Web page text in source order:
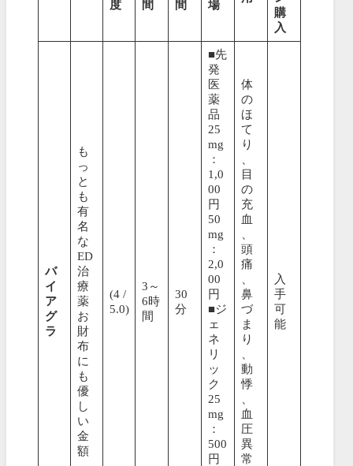
度 間 間 場
購
入
バ
イ
ア
グ
ラ
も
っ
と
も
有
名
な
ED
治
療
薬
お
財
布
に
も
優
し
い
金
額
(4 /
5.0)
3～
6時
間
30
分
■先
発
医
薬
品
25
mg
：
1,0
00
円
50
mg
：
2,0
00
円
■ジ
ェ
ネ
リ
ッ
ク
25
mg
：
500
円
体
の
ほ
て
り
目
の
充
血
頭
痛
鼻
づ
ま
り
動
悸
血
圧
異
常
入
手
可
能